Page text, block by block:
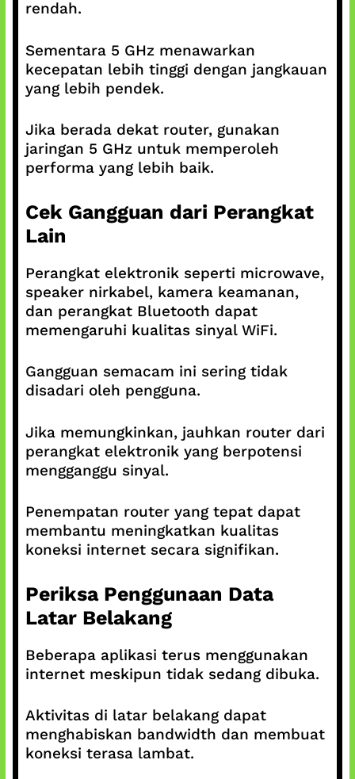
rendah.
Sementara 5 GHz menawarkan
kecepatan lebih tinggi dengan jangkauan
yang lebih pendek.
Jika berada dekat router, gunakan
jaringan 5 GHz untuk memperoleh
performa yang lebih baik.
Cek Gangguan dari Perangkat
Lain
Perangkat elektronik seperti microwave,
speaker nirkabel, kamera keamanan,
dan perangkat Bluetooth dapat
memengaruhi kualitas sinyal WiFi.
Gangguan semacam ini sering tidak
disadari oleh pengguna.
Jika memungkinkan, jauhkan router dari
perangkat elektronik yang berpotensi
mengganggu sinyal.
Penempatan router yang tepat dapat
membantu meningkatkan kualitas
koneksi internet secara signifikan.
Periksa Penggunaan Data
Latar Belakang
Beberapa aplikasi terus menggunakan
internet meskipun tidak sedang dibuka.
Aktivitas di latar belakang dapat
menghabiskan bandwidth dan membuat
koneksi terasa lambat.